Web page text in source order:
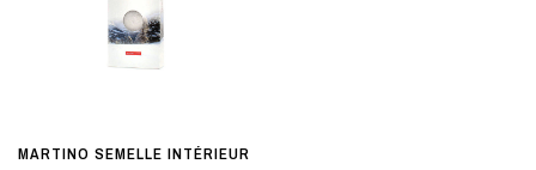
MARTINO SEMELLE INTÉRIEUR